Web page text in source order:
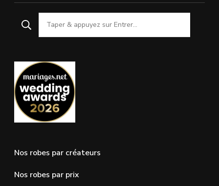
Nos robes par créateurs
Nos robes par prix